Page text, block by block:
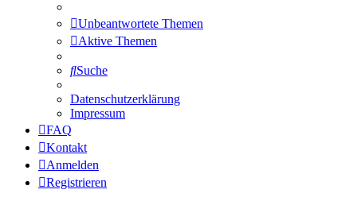
Unbeantwortete Themen
Aktive Themen
Suche
Datenschutzerklärung
Impressum
FAQ
Kontakt
Anmelden
Registrieren